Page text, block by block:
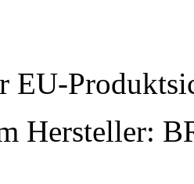
EU-
Hersteller: